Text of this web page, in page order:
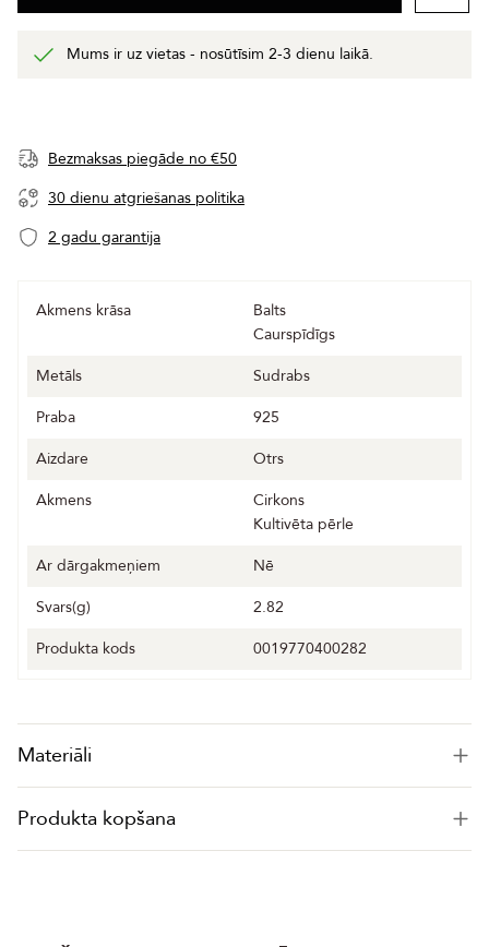
Mums ir uz vietas - nosūtīsim 2-3 dienu laikā.
Bezmaksas piegāde no €50
30 dienu atgriešanas politika
2 gadu garantija
Akmens krāsa
Balts
Caurspīdīgs
Metāls
Sudrabs
Praba
925
Aizdare
Otrs
Akmens
Cirkons
Kultivēta pērle
Ar dārgakmeņiem
Nē
Svars(g)
2.82
Produkta kods
0019770400282
Materiāli
Produkta kopšana